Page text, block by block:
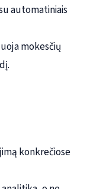
automatiniais
mokesčių
konkrečiose